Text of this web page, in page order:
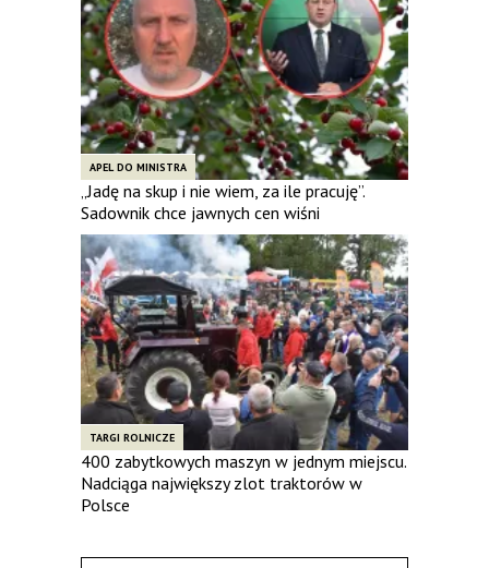
APEL DO MINISTRA
„Jadę na skup i nie wiem, za ile pracuję”.
Sadownik chce jawnych cen wiśni
TARGI ROLNICZE
400 zabytkowych maszyn w jednym miejscu.
Nadciąga największy zlot traktorów w
Polsce